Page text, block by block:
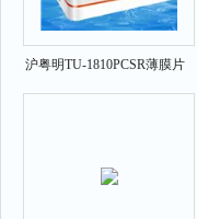
沪粤明TU-1810PCSR薄膜片
自动透反测试仪